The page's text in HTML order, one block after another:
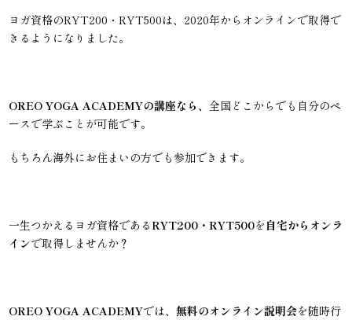
ヨガ資格のRYT200・RYT500は、2020年からオンラインで取得で
きるようになりました。
OREO YOGA ACADEMYの講座なら、全国どこからでも自分のペ
ースで学ぶことが可能です。
もちろん海外にお住まいの方でも参加できます。
一生つかえるヨガ資格であるRYT200・RYT500を 自宅からオンラ
インで取得しませんか？
OREO YOGA ACADEMYでは、無料のオンライン説明会を随時行